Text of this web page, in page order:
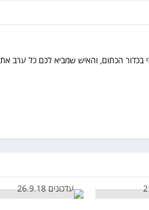
בכדור הכתום, והאיש שמביא לכם כל ערב